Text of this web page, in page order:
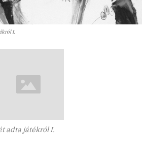
I.
adta játékról I.